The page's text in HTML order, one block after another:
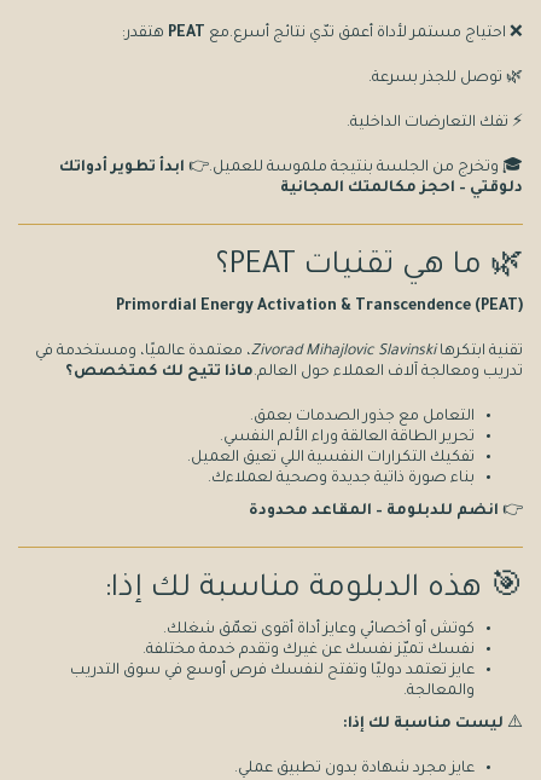
❌ احتياج مستمر لأداة أعمق تدّي نتائج أسرع.مع PEAT هتقدر:
🌿 توصل للجذر بسرعة.
⚡ تفك التعارضات الداخلية.
🎓 وتخرج من الجلسة بنتيجة ملموسة للعميل.👉 ابدأ تطوير أدواتك
دلوقتي – احجز مكالمتك المجانية
🌿 ما هي تقنيات PEAT؟
Primordial Energy Activation & Transcendence (PEAT)
تقنية ابتكرهاZivorad Mihajlovic Slavinski، معتمدة عالميًا، ومستخدمة في
تدريب ومعالجة آلاف العملاء حول العالم.ماذا تتيح لك كمتخصص؟
التعامل مع جذور الصدمات بعمق.
تحرير الطاقة العالقة وراء الألم النفسي.
تفكيك التكرارات النفسية اللي تعيق العميل.
بناء صورة ذاتية جديدة وصحية لعملاءك.
👉 انضم للدبلومة – المقاعد محدودة
🎯 هذه الدبلومة مناسبة لك إذا:
كوتش أو أخصائي وعايز أداة أقوى تعمّق شغلك.
نفسك تميّز نفسك عن غيرك وتقدم خدمة مختلفة.
عايز تعتمد دوليًا وتفتح لنفسك فرص أوسع في سوق التدريب
والمعالجة.
⚠️ ليست مناسبة لك إذا:
عايز مجرد شهادة بدون تطبيق عملي.